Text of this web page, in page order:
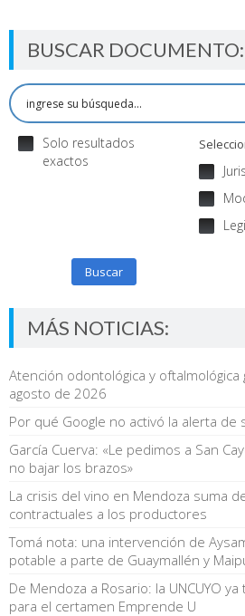
BUSCAR DOCUMENTO:
Solo resultados
exactos
Buscar
MÁS NOTICIAS:
Atención odontológica y
agosto de 2026
Por qué Google no activó la alerta de
García Cuerva: «Le pedimos a San
no bajar los brazos»
La crisis del vino en Mendoza suma
contractuales a los productores
Tomá nota: una intervención de
potable a parte de Guaymallén y
De Mendoza a Rosario: la UNCUYO
para el certamen Emprende U